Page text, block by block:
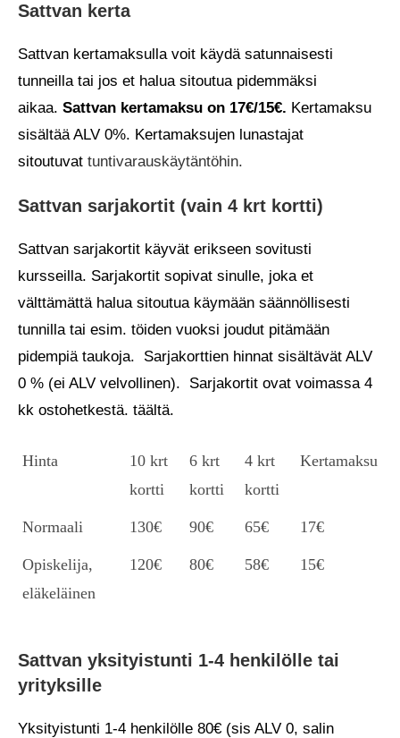
Sattvan kerta
Sattvan kertamaksulla voit käydä satunnaisesti
tunneilla tai jos et halua sitoutua pidemmäksi
aikaa. Sattvan kertamaksu on 17€/15€. Kertamaksu
sisältää ALV 0%. Kertamaksujen lunastajat
sitoutuvat tuntivarauskäytäntöhin.
Sattvan sarjakortit (vain 4 krt kortti)
Sattvan sarjakortit käyvät erikseen sovitusti
kursseilla. Sarjakortit sopivat sinulle, joka et
välttämättä halua sitoutua käymään säännöllisesti
tunnilla tai esim. töiden vuoksi joudut pitämään
pidempiä taukoja. Sarjakorttien hinnat sisältävät ALV
0 % (ei ALV velvollinen). Sarjakortit ovat voimassa 4
kk ostohetkestä. täältä.
Hinta
10 krt
kortti
6 krt
kortti
4 krt
kortti
Kertamaksu
Normaali 130€ 90€ 65€ 17€
Opiskelija,
eläkeläinen
120€ 80€ 58€ 15€
Sattvan yksityistunti 1-4 henkilölle tai
yrityksille
Yksityistunti 1-4 henkilölle 80€ (sis ALV 0, salin